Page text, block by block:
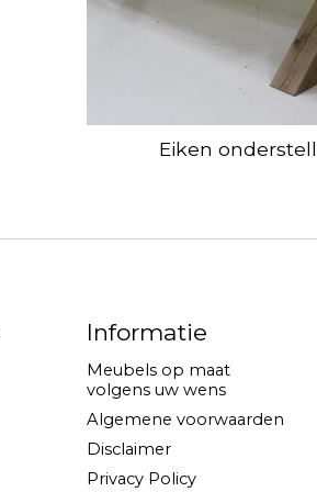
Eiken
Informatie
Meubels op maat
volgens uw wens
Algemene voorwaarden
Disclaimer
Privacy Policy